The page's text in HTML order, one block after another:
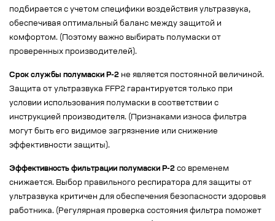
подбирается с учетом специфики воздействия ультразвука,
обеспечивая оптимальный баланс между защитой и
комфортом. (Поэтому важно выбирать полумаски от
проверенных производителей).
Срок службы полумаски Р-2 не является постоянной величиной.
Защита от ультразвука FFP2 гарантируется только при
условии использования полумаски в соответствии с
инструкцией производителя. (Признаками износа фильтра
могут быть его видимое загрязнение или снижение
эффективности защиты).
Эффективность фильтрации полумаски Р-2 со временем
снижается. Выбор правильного респиратора для защиты от
ультразвука критичен для обеспечения безопасности здоровья
работника. (Регулярная проверка состояния фильтра поможет